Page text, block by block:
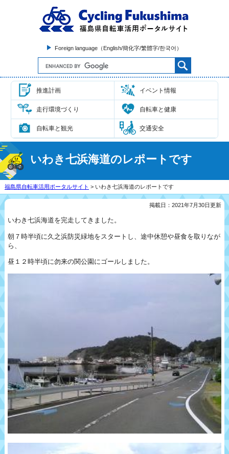
Foreign language（English/簡化字/繁體字/한국어）
推進計画 イベント情報
走行環境づくり 自転車と健康
自転車と観光 交通安全
いわき七浜海道のレポートです
福島県自転車活用ポータルサイト > いわき七浜海道のレポートです
掲載日：2021年7月30日更新
いわき七浜海道を完走してきました。
朝７時半頃に久之浜防災緑地をスタートし、途中休憩や昼食を取りなが
ら、
昼１２時半頃に勿来の関公園にゴールしました。